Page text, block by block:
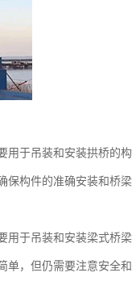
用于吊装和安装拱桥的
构件的准确安装和桥梁
于吊装和安装梁式桥
，但仍需要注意安全和